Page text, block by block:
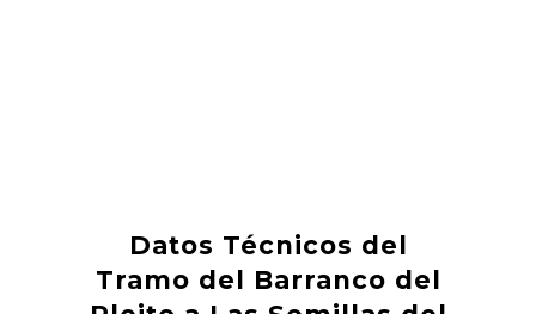
Datos Técnicos del
Tramo del Barranco del